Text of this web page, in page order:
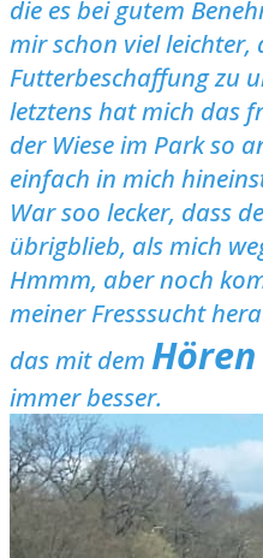
die es bei gutem
mir schon viel leichter,
Futterbeschaffung zu
letztens hat mich das
der Wiese im Park so
einfach in mich
War soo lecker, dass
übrigblieb, als mich
Hmmm, aber noch
meiner Fresssucht
das mit dem
immer besser.